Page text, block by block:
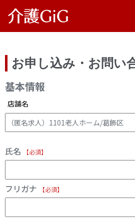
お申し込み・お問い
基本情報
店舗名
氏名 【必須】
フリガナ 【必須】